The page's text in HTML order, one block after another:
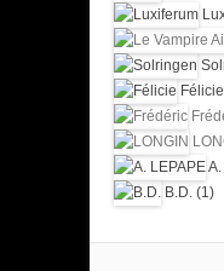
B.D. (1)